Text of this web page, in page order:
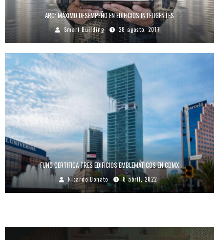
ARC: MÁXIMO DESEMPEÑO EN EDIFICIOS INTELIGENTES
Smart Building 28 agosto, 2017
FUNO CERTIFICA TRES EDIFICIOS EMBLEMÁTICOS EN CDMX
Ricardo Donato 8 abril, 2022